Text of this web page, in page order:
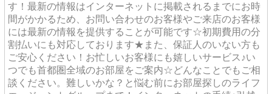
す！最新の情報はインターネットに掲載されるまでにお時
間がかかるため、お問い合わせのお客様やご来店のお客様
には最新の情報を提供することが可能です☆初期費用の分
割払いにも対応しております★また、保証人のいない方も
ご安心ください！お忙しいお客様にも嬉しいサービス♪い
つでも首都圏全域のお部屋をご案内☆どんなことでもご相
談ください。難しいかな？と悩む前にお部屋探しのライフ